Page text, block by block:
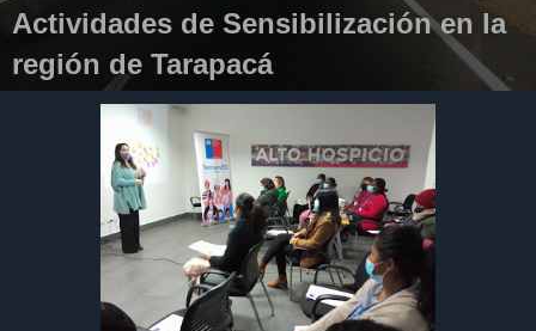
Actividades de Sensibilización en la
región de Tarapacá